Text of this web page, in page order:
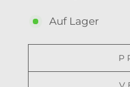
Auf Lager